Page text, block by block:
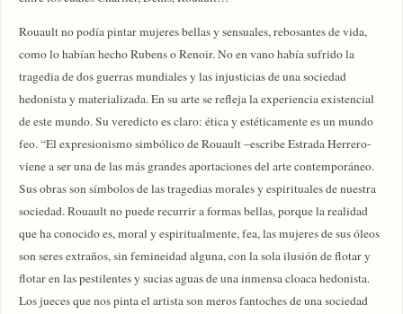
Rouault no podía pintar mujeres bellas y sensuales, rebosantes de vida,
como lo habían hecho Rubens o Renoir. No en vano había sufrido la
tragedia de dos guerras mundiales y las injusticias de una sociedad
hedonista y materializada. En su arte se refleja la experiencia existencial
de este mundo. Su veredicto es claro: ética y estéticamente es un mundo
feo. “El expresionismo simbólico de Rouault –escribe Estrada Herrero-
viene a ser una de las más grandes aportaciones del arte contemporáneo.
Sus obras son símbolos de las tragedias morales y espirituales de nuestra
sociedad. Rouault no puede recurrir a formas bellas, porque la realidad
que ha conocido es, moral y espiritualmente, fea, las mujeres de sus óleos
son seres extraños, sin femineidad alguna, con la sola ilusión de flotar y
flotar en las pestilentes y sucias aguas de una inmensa cloaca hedonista.
Los jueces que nos pinta el artista son meros fantoches de una sociedad